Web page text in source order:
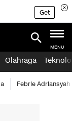
Get
MENU
Olahraga
Febrie Adriansyah